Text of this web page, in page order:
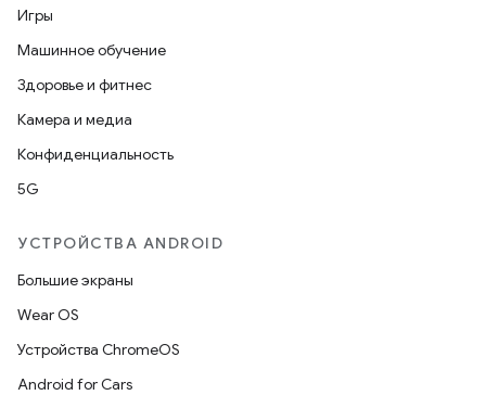
Игры
Машинное обучение
Здоровье и фитнес
Камера и медиа
Конфиденциальность
5G
УСТРОЙСТВА ANDROID
Большие экраны
Wear OS
Устройства ChromeOS
Android for Cars